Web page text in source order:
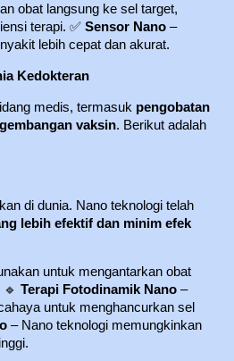
obat langsung ke sel target,
terapi. ✅ Sensor Nano –
lebih cepat dan akurat.
Kedokteran
medis, termasuk pengobatan
vaksin. Berikut adalah
di dunia. Nano teknologi telah
lebih efektif dan minim efek
untuk mengantarkan obat
🔹 Terapi Fotodinamik Nano –
untuk menghancurkan sel
– Nano teknologi memungkinkan